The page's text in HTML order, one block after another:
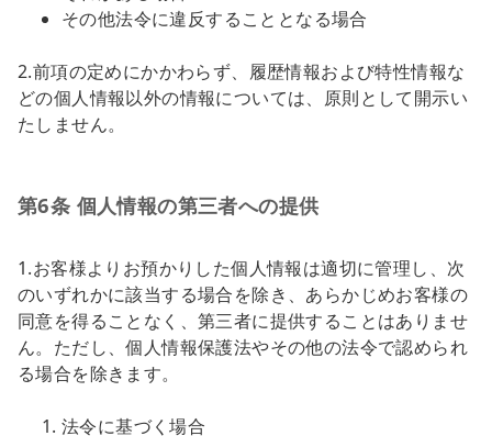
その他法令に違反することとなる場合
2.前項の定めにかかわらず、履歴情報および特性情報な
どの個人情報以外の情報については、原則として開示い
たしません。
第6条 個人情報の第三者への提供
1.お客様よりお預かりした個人情報は適切に管理し、次
のいずれかに該当する場合を除き、あらかじめお客様の
同意を得ることなく、第三者に提供することはありませ
ん。ただし、個人情報保護法やその他の法令で認められ
る場合を除きます。
法令に基づく場合